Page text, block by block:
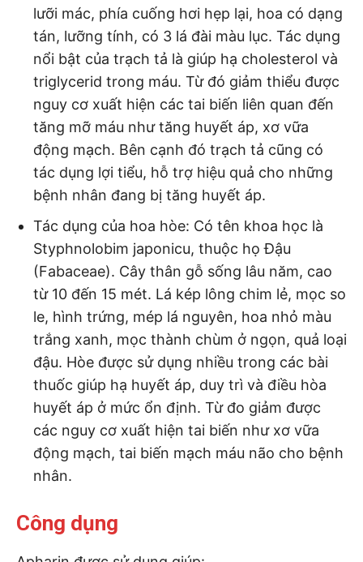
lưỡi mác, phía cuống hơi hẹp lại, hoa có dạng
tán, lưỡng tính, có 3 lá đài màu lục. Tác dụng
nổi bật của trạch tả là giúp hạ cholesterol và
triglycerid trong máu. Từ đó giảm thiểu được
nguy cơ xuất hiện các tai biến liên quan đến
tăng mỡ máu như tăng huyết áp, xơ vữa
động mạch. Bên cạnh đó trạch tả cũng có
tác dụng lợi tiểu, hỗ trợ hiệu quả cho những
bệnh nhân đang bị tăng huyết áp.
Tác dụng của hoa hòe: Có tên khoa học là
Styphnolobim japonicu, thuộc họ Đậu
(Fabaceae). Cây thân gỗ sống lâu năm, cao
từ 10 đến 15 mét. Lá kép lông chim lẻ, mọc so
le, hình trứng, mép lá nguyên, hoa nhỏ màu
trắng xanh, mọc thành chùm ở ngọn, quả loại
đậu. Hòe được sử dụng nhiều trong các bài
thuốc giúp hạ huyết áp, duy trì và điều hòa
huyết áp ở mức ổn định. Từ đo giảm được
các nguy cơ xuất hiện tai biến như xơ vữa
động mạch, tai biến mạch máu não cho bệnh
nhân.
Công dụng